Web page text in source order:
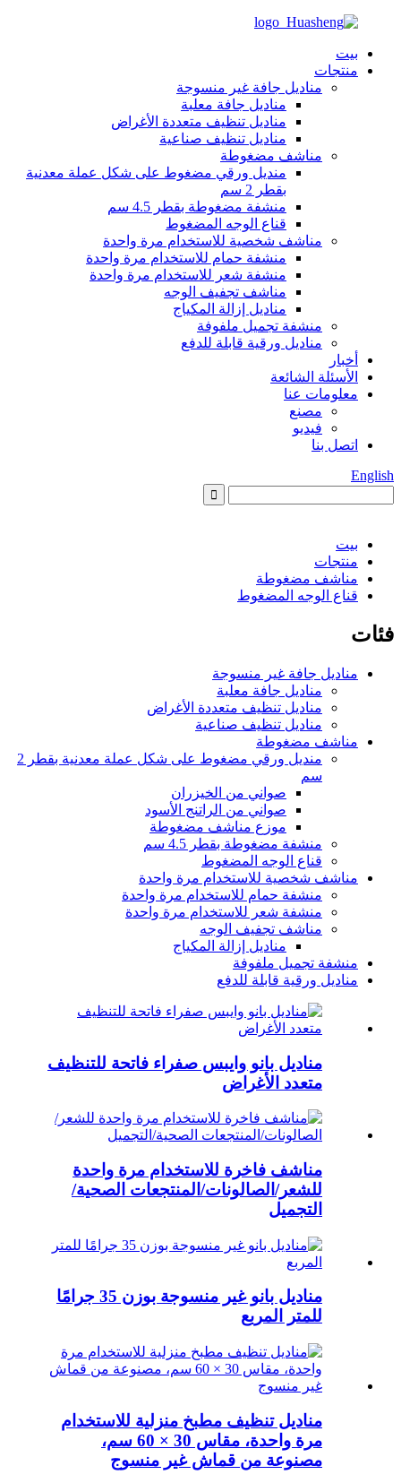
بيت
منتجات
مناديل جافة غير منسوجة
مناديل جافة معلبة
مناديل تنظيف متعددة الأغراض
مناديل تنظيف صناعية
مناشف مضغوطة
منديل ورقي مضغوط على شكل عملة معدنية
بقطر 2 سم
منشفة مضغوطة بقطر 4.5 سم
قناع الوجه المضغوط
مناشف شخصية للاستخدام مرة واحدة
منشفة حمام للاستخدام مرة واحدة
منشفة شعر للاستخدام مرة واحدة
مناشف تجفيف الوجه
مناديل إزالة المكياج
منشفة تجميل ملفوفة
مناديل ورقية قابلة للدفع
أخبار
الأسئلة الشائعة
معلومات عنا
مصنع
فيديو
اتصل بنا
English
بيت
منتجات
مناشف مضغوطة
قناع الوجه المضغوط
فئات
مناديل جافة غير منسوجة
مناديل جافة معلبة
مناديل تنظيف متعددة الأغراض
مناديل تنظيف صناعية
مناشف مضغوطة
منديل ورقي مضغوط على شكل عملة معدنية بقطر 2
سم
صواني من الخيزران
صواني من الراتنج الأسود
موزع مناشف مضغوطة
منشفة مضغوطة بقطر 4.5 سم
قناع الوجه المضغوط
مناشف شخصية للاستخدام مرة واحدة
منشفة حمام للاستخدام مرة واحدة
منشفة شعر للاستخدام مرة واحدة
مناشف تجفيف الوجه
مناديل إزالة المكياج
منشفة تجميل ملفوفة
مناديل ورقية قابلة للدفع
مناديل بانو وايبس صفراء فاتحة للتنظيف
متعدد الأغراض
مناشف فاخرة للاستخدام مرة واحدة
للشعر/الصالونات/المنتجعات الصحية/
التجميل
مناديل بانو غير منسوجة بوزن 35 جرامًا
للمتر المربع
مناديل تنظيف مطبخ منزلية للاستخدام
مرة واحدة، مقاس 30 × 60 سم،
مصنوعة من قماش غير منسوج